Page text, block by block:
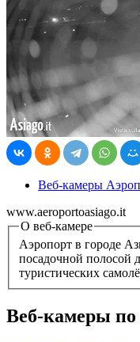
Веб-камеры
www.aeroportoasiago.it
О веб-камере
Аэропорт в городе
посадочной полосой
туристических
Веб-камеры по